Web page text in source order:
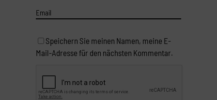
Speichern Sie meinen Namen, meine E-
Mail-Adresse für den nächsten Kommentar.